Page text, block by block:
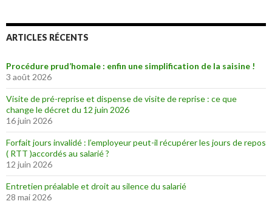
ARTICLES RÉCENTS
Procédure prud’homale : enfin une simplification de la saisine !
3 août 2026
Visite de pré-reprise et dispense de visite de reprise : ce que
change le décret du 12 juin 2026
16 juin 2026
Forfait jours invalidé : l’employeur peut-il récupérer les jours de repos
( RTT )accordés au salarié ?
12 juin 2026
Entretien préalable et droit au silence du salarié
28 mai 2026